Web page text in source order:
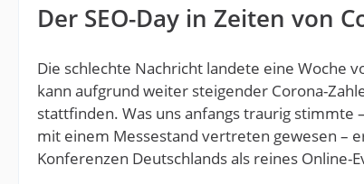
Der SEO-Day in Zeiten von
Die schlechte Nachricht landete eine Woche
kann aufgrund weiter steigender Corona-
stattfinden. Was uns anfangs traurig stimmte
mit einem Messestand vertreten gewesen –
Konferenzen Deutschlands als reines Online-